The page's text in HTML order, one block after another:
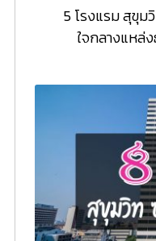
5 โรงแรม สุขุม
ใจกลางแหล่